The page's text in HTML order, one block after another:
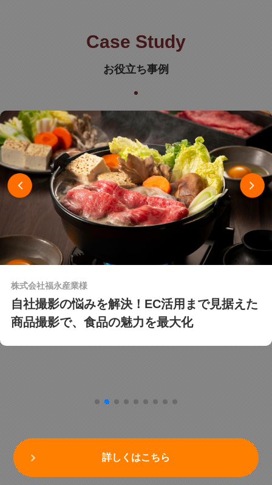
Case Study
お役立ち事例
株式会社かさの家様
丸信×Indeedで人材確保！ターゲットを学生
に絞った訴求で、1ヶ月で15名の採用に成
詳しくはこちら